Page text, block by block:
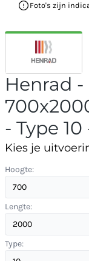
Foto's zijn
Henrad -
- Type
Kies je
Hoogte:
Lengte:
Type: